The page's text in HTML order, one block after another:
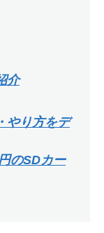
介
やり方をデ
のSDカー